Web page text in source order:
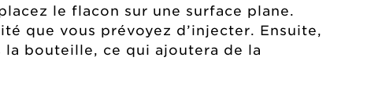
le flacon sur une surface plane.
que vous prévoyez d’injecter. Ensuite,
la bouteille, ce qui ajoutera de la